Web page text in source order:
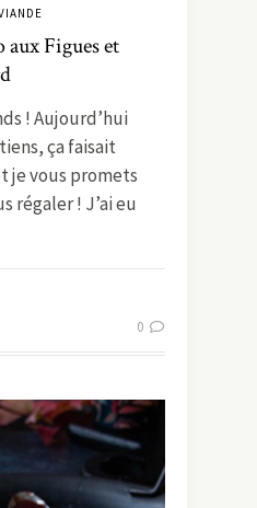
aux Figues et
! Aujourd’hui
ça faisait
je vous promets
régaler ! J’ai eu
0